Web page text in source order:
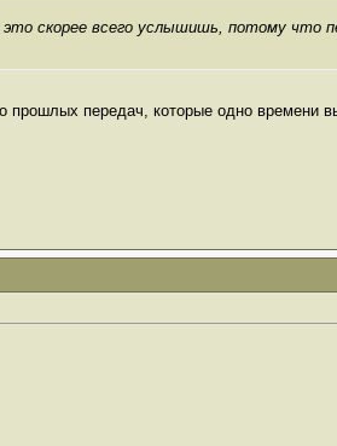
скорее всего услышишь, потому что
прошлых передач, которые одно времени